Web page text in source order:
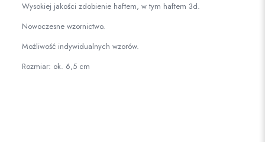
Wysokiej jakości zdobienie haftem, w tym haftem 3d.
Nowoczesne wzornictwo.
Możliwość indywidualnych wzorów.
Rozmiar: ok. 6,5 cm